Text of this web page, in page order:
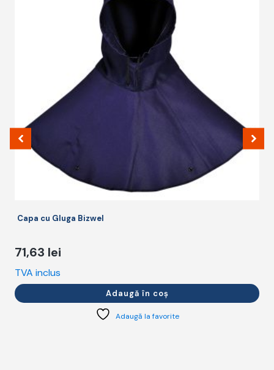
Capa cu Gluga Bizwel
71,63 lei
TVA inclus
Adaugă în coș
Adaugă la favorite